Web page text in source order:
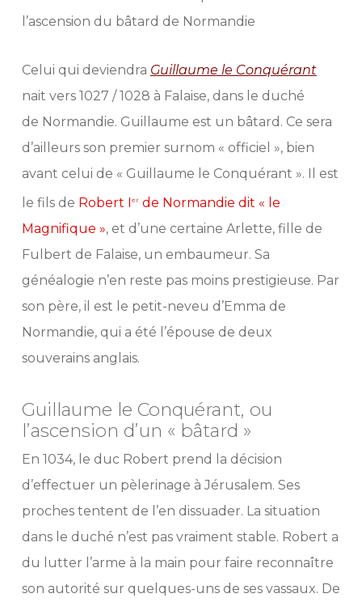
l’ascension du bâtard de Normandie
Celui qui deviendra Guillaume le Conquérant
nait vers 1027 / 1028 à Falaise, dans le duché
de Normandie. Guillaume est un bâtard. Ce sera
d’ailleurs son premier surnom « officiel », bien
avant celui de « Guillaume le Conquérant ». Il est
le fils de Robert I erde Normandie dit « le
Magnifique », et d’une certaine Arlette, fille de
Fulbert de Falaise, un embaumeur. Sa
généalogie n’en reste pas moins prestigieuse. Par
son père, il est le petit-neveu d’Emma de
Normandie, qui a été l’épouse de deux
souverains anglais.
Guillaume le Conquérant, ou
l’ascension d’un « bâtard »
En 1034, le duc Robert prend la décision
d’effectuer un pèlerinage à Jérusalem. Ses
proches tentent de l’en dissuader. La situation
dans le duché n’est pas vraiment stable. Robert a
du lutter l’arme à la main pour faire reconnaître
son autorité sur quelques-uns de ses vassaux. De